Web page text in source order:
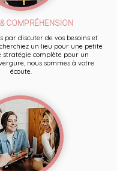
COMPRÉHENSION
par discuter de vos besoins et
un lieu pour une petite
stratégie complète pour un
nous sommes à votre
écoute.